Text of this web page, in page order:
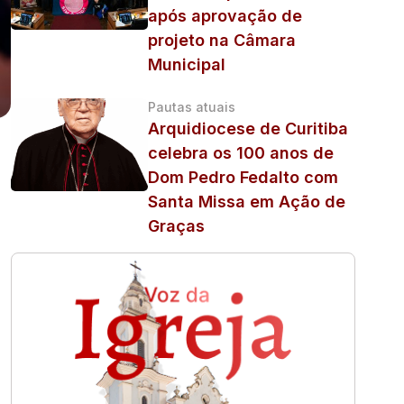
após aprovação de
projeto na Câmara
Municipal
Pautas atuais
Arquidiocese de Curitiba
celebra os 100 anos de
Dom Pedro Fedalto com
Santa Missa em Ação de
Graças